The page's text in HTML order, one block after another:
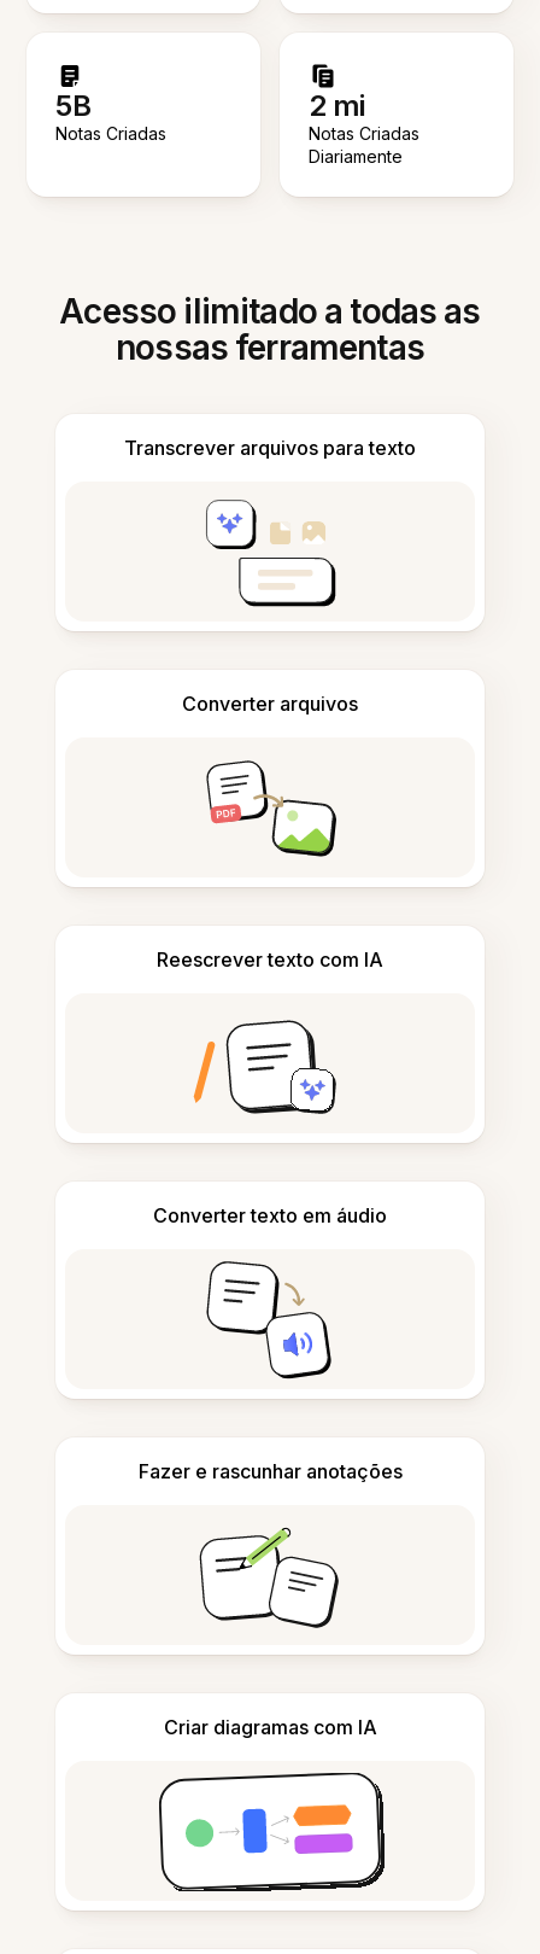
5B
Notas Criadas
2 mi
Notas Criadas
Diariamente
Acesso ilimitado a todas as
nossas ferramentas
Transcrever arquivos para texto
Converter arquivos
Reescrever texto com IA
Converter texto em áudio
Fazer e rascunhar anotações
Criar diagramas com IA